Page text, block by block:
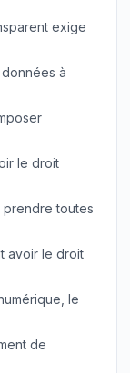
exige
à
le droit
prendre toutes
avoir le droit
le
de